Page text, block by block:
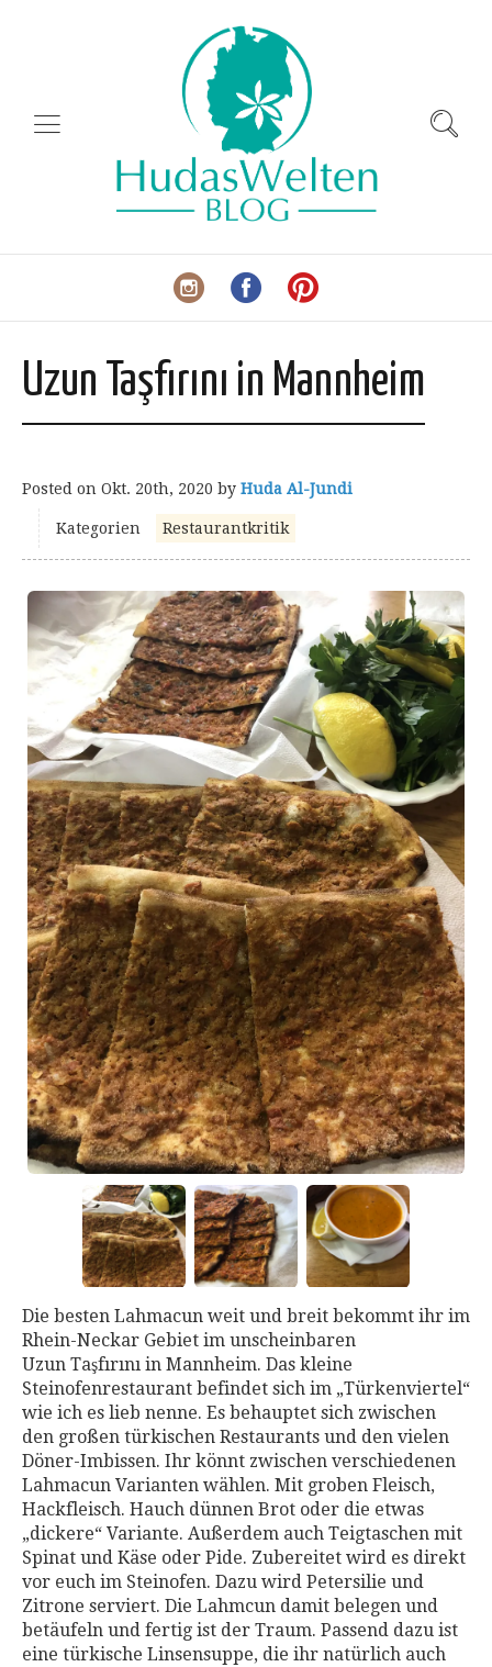
Uzun Taşfırını in Mannheim
Posted on Okt. 20th, 2020 by Huda Al-Jundi
Kategorien Restaurantkritik
Die besten Lahmacun weit und breit bekommt ihr im
Rhein-Neckar Gebiet im unscheinbaren
Uzun Taşfırını in Mannheim. Das kleine
Steinofenrestaurant befindet sich im „Türkenviertel“
wie ich es lieb nenne. Es behauptet sich zwischen
den großen türkischen Restaurants und den vielen
Döner-Imbissen. Ihr könnt zwischen verschiedenen
Lahmacun Varianten wählen. Mit groben Fleisch,
Hackfleisch. Hauch dünnen Brot oder die etwas
„dickere“ Variante. Außerdem auch Teigtaschen mit
Spinat und Käse oder Pide. Zubereitet wird es direkt
vor euch im Steinofen. Dazu wird Petersilie und
Zitrone serviert. Die Lahmcun damit belegen und
betäufeln und fertig ist der Traum. Passend dazu ist
eine türkische Linsensuppe, die ihr natürlich auch